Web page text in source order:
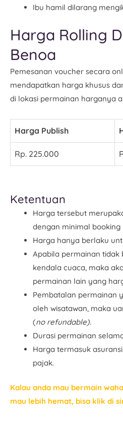
Ibu hamil dilarang
Harga Rolling
Benoa
Pemesanan voucher secara
mendapatkan harga khusus
di lokasi permainan harganya
Harga Publish
Rp. 225.000
Ketentuan
Harga tersebut
dengan minimal booking
Harga hanya berlaku
Apabila permainan tidak
kendala cuaca, maka
permainan lain yang
Pembatalan permainan
oleh wisatawan, maka
(no refundable).
Durasi permainan
Harga termasuk
pajak.
Kalau anda mau bermain
mau lebih hemat, bisa klik di